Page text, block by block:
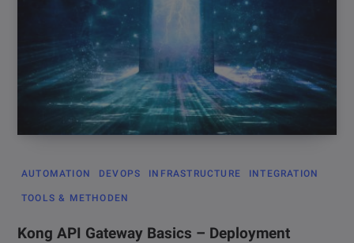
AUTOMATION DEVOPS INFRASTRUCTURE INTEGRATION
TOOLS & METHODEN
Kong API Gateway Basics – Deployment